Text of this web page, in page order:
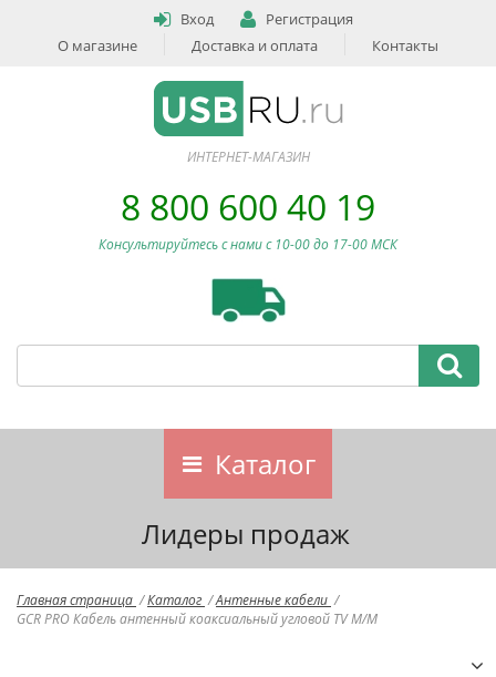
Вход
Регистрация
О магазине
Доставка и оплата Контакты
ИНТЕРНЕТ-МАГАЗИН
8 800 600 40 19
Консультируйтесь с нами c 10-00 до 17-00 МСК
Каталог
Лидеры продаж
Главная страница /Каталог /Антенные кабели /
GCR PRO Кабель антенный коаксиальный угловой TV M/M